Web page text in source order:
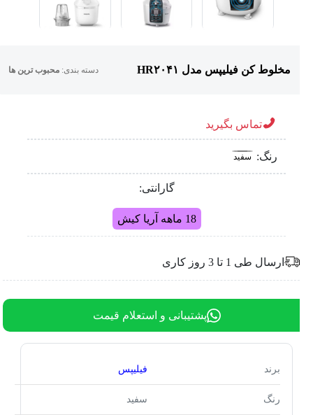
مخلوط کن فیلیپس مدل HR۲۰۴۱ دسته بندی:محبوب ترین ها
تماس بگیرید
رنگ: سفید
گارانتی:
ارسال طی 1 تا 3 روز کاری
پشتیبانی و استعلام قیمت
برند فیلیپس
رنگ سفید